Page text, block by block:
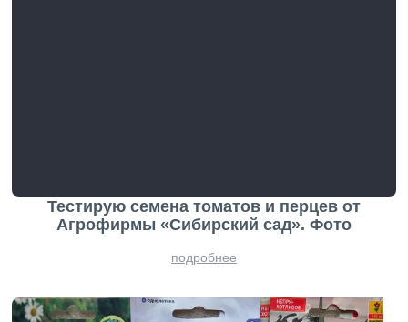
Тестирую семена томатов и перцев от
Агрофирмы «Сибирский сад». Фото
подробнее